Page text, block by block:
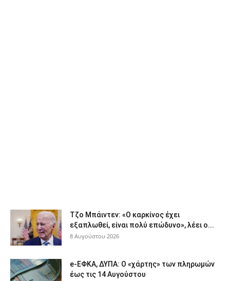
Τζο Μπάιντεν: «Ο καρκίνος έχει
εξαπλωθεί, είναι πολύ επώδυνο», λέει ο...
8 Αυγούστου 2026
e-ΕΦΚΑ, ΔΥΠΑ: Ο «χάρτης» των πληρωμών
έως τις 14 Αυγούστου